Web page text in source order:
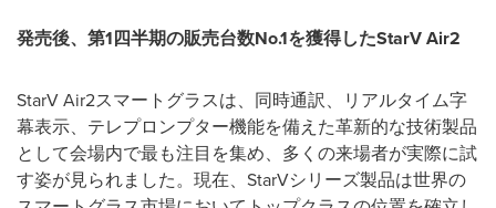
発売後、第1四半期の販売台数No.1を獲得したStarV Air2
StarV Air2スマートグラスは、同時通訳、リアルタイム字
幕表示、テレプロンプター機能を備えた革新的な技術製品
として会場内で最も注目を集め、多くの来場者が実際に試
す姿が見られました。現在、StarVシリーズ製品は世界の